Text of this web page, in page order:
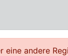
eine andere